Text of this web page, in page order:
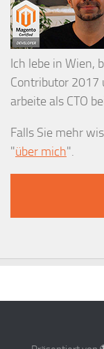
Ich lebe in Wien,
Contributor 2017
arbeite als CTO
Falls Sie mehr
"über mich".